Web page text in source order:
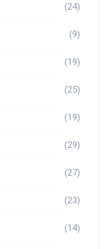
(24)
(9)
(19)
(25)
(19)
(29)
(27)
(23)
(14)